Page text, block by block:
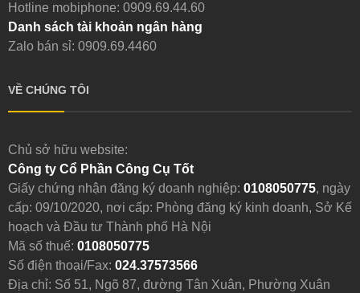
Hotline mobiphone: 0909.69.44.60
Danh sách tài khoản ngân hàng
Zalo bán sỉ: 0909.69.4460
VỀ CHÚNG TÔI
Chủ sở hữu website:
Công ty Cổ Phần Công Cụ Tốt
Giấy chứng nhận đăng ký doanh nghiệp: 0108050775, ngày
cấp: 09/10/2020, nơi cấp: Phòng đăng ký kinh doanh, Sở Kế
hoạch và Đầu tư Thành phố Hà Nội
Mã số thuế: 0108050775
Số điện thoại/Fax: 024.37573566
Địa chỉ: Số 51, Ngõ 87, đường Tân Xuân, Phường Xuân